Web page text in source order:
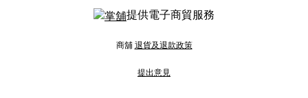
提供電子商貿服務
商舖 退貨及退款政策
提出意見